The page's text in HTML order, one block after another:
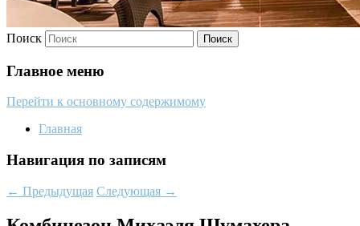
Поиск
Главное меню
Перейти к основному содержимому
Главная
Навигация по записям
← Предыдущая Следующая →